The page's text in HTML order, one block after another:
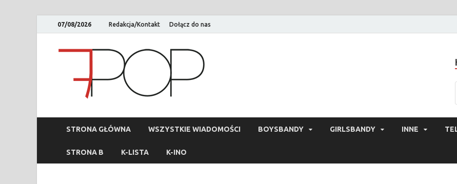
07/08/2026 Redakcja/Kontakt Dołącz do nas
STRONA GŁÓWNA WSZYSTKIE WIADOMOŚCI BOYSBANDY GIRLSBANDY INNE
STRONA B K-LISTA K-INO